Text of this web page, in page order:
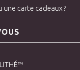
une carte cadeaux ?